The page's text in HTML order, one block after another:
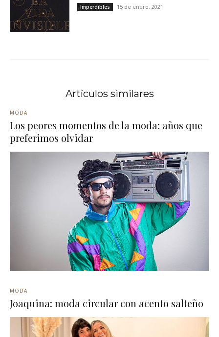
Imperdibles 15 de enero, 2021
Artículos similares
MODA
Los peores momentos de la moda: años que
preferimos olvidar
MODA
Joaquina: moda circular con acento salteño